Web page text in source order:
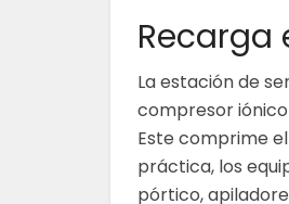
Recarga
La estación de
compresor
Este comprime
práctica, los
pórtico,